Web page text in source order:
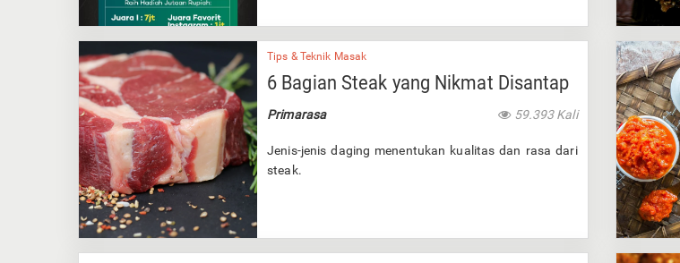
Tips & Teknik Masak
6 Bagian Steak yang Nikmat Disantap
Primarasa 59.393 Kali
Jenis-jenis daging menentukan kualitas dan rasa dari
steak.